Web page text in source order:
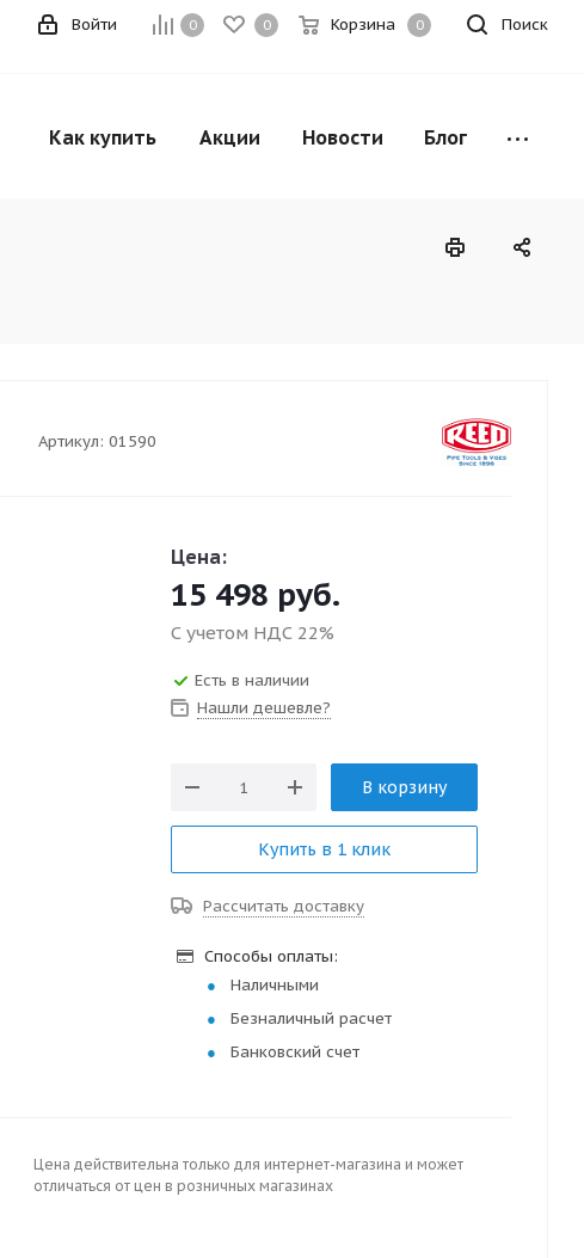
Поиск
0 0 Корзина 0
Войти
Как купить Акции Новости Блог
Артикул: 01590
Цена:
15 498 руб.
С учетом НДС 22%
Есть в наличии
Нашли дешевле?
В корзину
Купить в 1 клик
Рассчитать доставку
Способы оплаты:
Наличными
Безналичный расчет
Банковский счет
Цена действительна только для интернет-магазина и может
отличаться от цен в розничных магазинах